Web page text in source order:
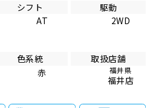
シフト
AT
駆動
2WD
色系統
赤
取扱店舗
福井県
福井店